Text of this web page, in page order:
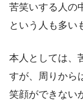
苦笑いする人の
という人も多い
本人としては、
すが、周りから
笑顔ができない